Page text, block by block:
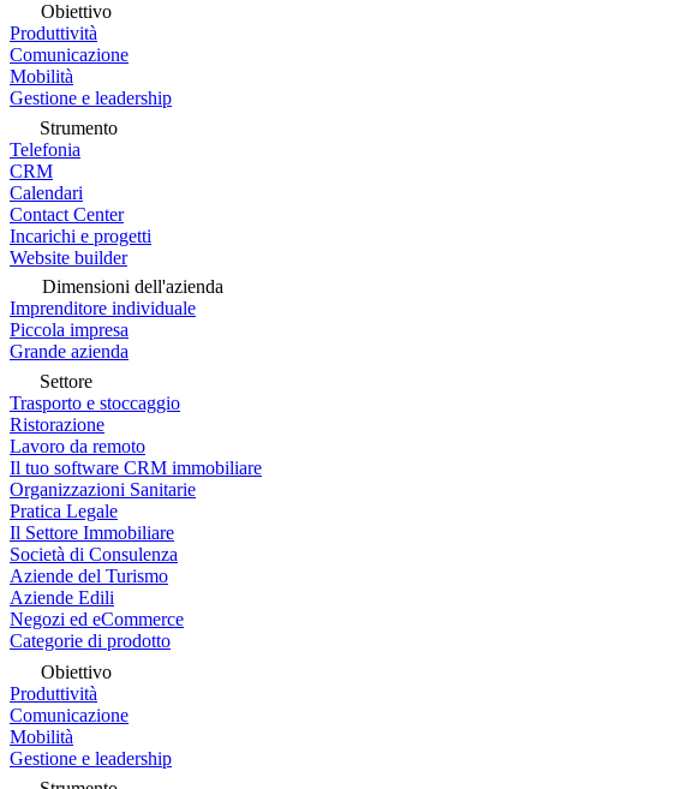
Obiettivo
Produttività
Comunicazione
Mobilità
Gestione e leadership
Strumento
Telefonia
CRM
Calendari
Contact Center
Incarichi e progetti
Website builder
Dimensioni dell'azienda
Imprenditore individuale
Piccola impresa
Grande azienda
Settore
Trasporto e stoccaggio
Ristorazione
Lavoro da remoto
Il tuo software CRM immobiliare
Organizzazioni Sanitarie
Pratica Legale
Il Settore Immobiliare
Società di Consulenza
Aziende del Turismo
Aziende Edili
Negozi ed eCommerce
Categorie di prodotto
Obiettivo
Produttività
Comunicazione
Mobilità
Gestione e leadership